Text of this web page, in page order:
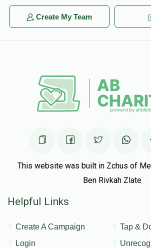
Create My Team
This website was built in Zchus of
Ben Rivkah Zlate
Helpful Links
Create A Campaign
Login
Tap &